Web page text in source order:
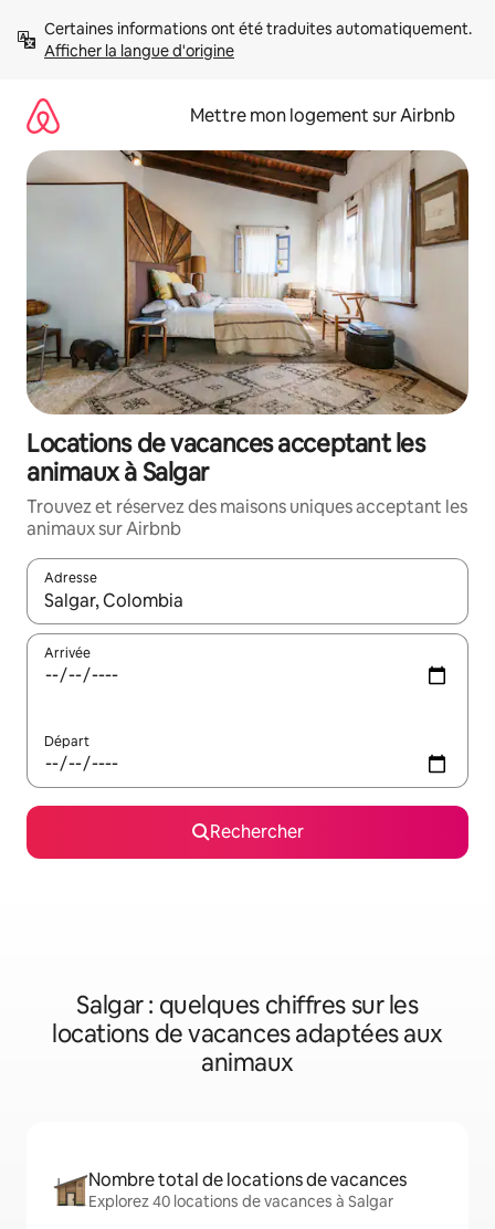
directement
Afficher la langue d'origine
Mettre mon logement sur Airbnb
Locations de vacances acceptant les
animaux à Salgar
Trouvez et réservez des maisons uniques acceptant les
animaux sur Airbnb
Adresse
Lorsque les résultats s'affichent, utilisez les flèches vers le
Arrivée
Départ
Rechercher
Salgar : quelques chiffres sur les
locations de vacances adaptées aux
animaux
Nombre total de locations de vacances
Explorez 40 locations de vacances à Salgar